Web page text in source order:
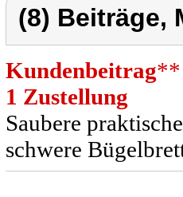
(8) Beiträge,
Kundenbeitrag**
1 Zustellung
Saubere
schwere